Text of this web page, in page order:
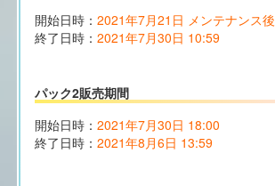
開始日時： 2021年7月21日 メンテナンス後
終了日時： 2021年7月30日 10:59
パック2販売期間
開始日時： 2021年7月30日 18:00
終了日時： 2021年8月6日 13:59